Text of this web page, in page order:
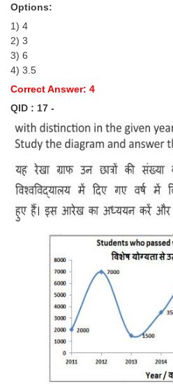
Options:
1) 4
2) 3
3) 6
4) 3.5
Correct Answer: 4
QID : 17 -